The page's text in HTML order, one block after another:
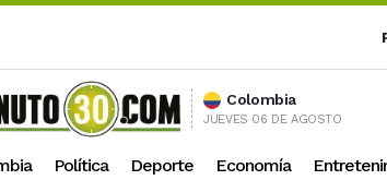
Colombia
JUEVES 06 DE AGOSTO
Política Deporte Economía